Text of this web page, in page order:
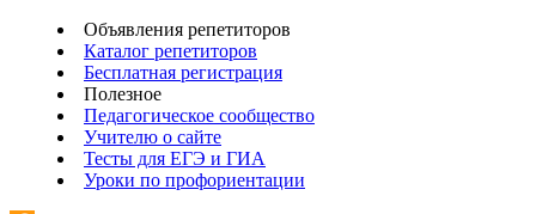
Объявления репетиторов
Каталог репетиторов
Бесплатная регистрация
Полезное
Педагогическое сообщество
Учителю о сайте
Тесты для ЕГЭ и ГИА
Уроки по профориентации